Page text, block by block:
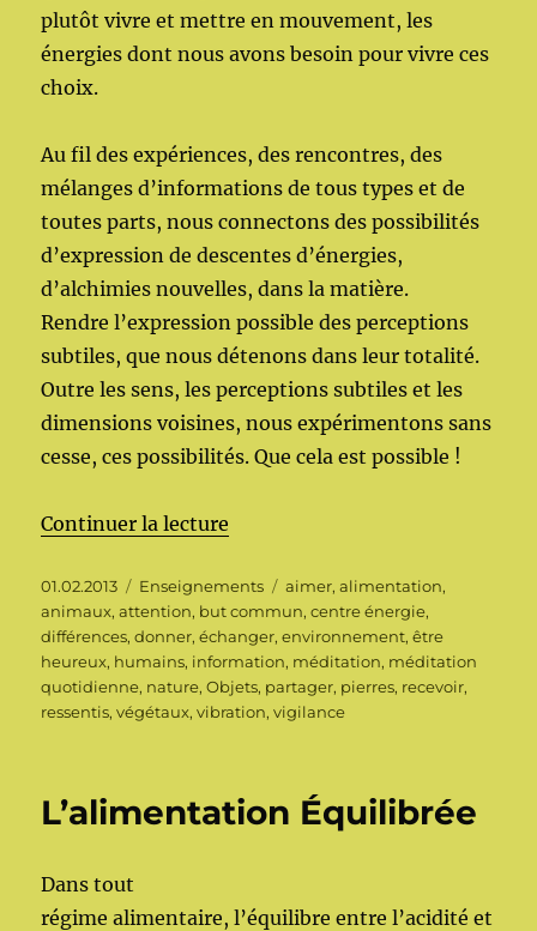
plutôt vivre et mettre en mouvement, les
énergies dont nous avons besoin pour vivre ces
choix.
Au fil des expériences, des rencontres, des
mélanges d’informations de tous types et de
toutes parts, nous connectons des possibilités
d’expression de descentes d’énergies,
d’alchimies nouvelles, dans la matière.
Rendre l’expression possible des perceptions
subtiles, que nous détenons dans leur totalité.
Outre les sens, les perceptions subtiles et les
dimensions voisines, nous expérimentons sans
cesse, ces possibilités. Que cela est possible !
Continuer la lecture
Publié
le
01.02.2013 Catégories
Enseignements Étiquettes
aimer,alimentation,
animaux,attention, but commun,centre énergie,
différences,donner,échanger,environnement,être
heureux, humains, information, méditation, méditation
quotidienne, nature,Objets, partager, pierres, recevoir,
ressentis,végétaux,vibration,vigilance
L’alimentation Équilibrée
Dans tout
régime alimentaire, l’équilibre entre l’acidité et